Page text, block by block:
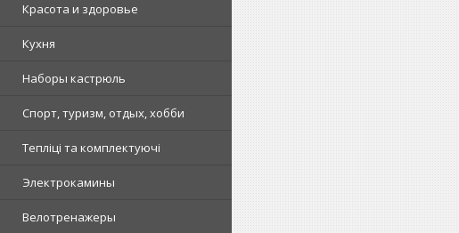
Красота и здоровье
Кухня
Наборы кастрюль
Спорт, туризм, отдых, хобби
Тепліці та комплектуючі
Электрокамины
Велотренажеры